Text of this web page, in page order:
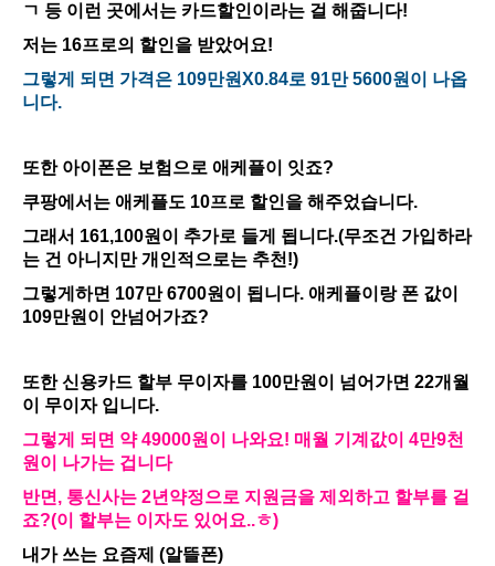
ㄱ 등 이런 곳에서는 카드할인이라는 걸 해줍니다!
저는 16프로의 할인을 받았어요!
그렇게 되면 가격은 109만원X0.84로 91만 5600원이 나옵
니다.
또한 아이폰은 보험으로 애케플이 잇죠?
쿠팡에서는 애케플도 10프로 할인을 해주었습니다.
그래서 161,100원이 추가로 들게 됩니다.(무조건 가입하라
는 건 아니지만 개인적으로는 추천!)
그렇게하면 107만 6700원이 됩니다. 애케플이랑 폰 값이
109만원이 안넘어가죠?
또한 신용카드 할부 무이자를 100만원이 넘어가면 22개월
이 무이자 입니다.
그렇게 되면 약 49000원이 나와요! 매월 기계값이 4만9천
원이 나가는 겁니다
반면, 통신사는 2년약정으로 지원금을 제외하고 할부를 걸
죠?(이 할부는 이자도 있어요..ㅎ)
내가 쓰는 요즘제 (알뜰폰)